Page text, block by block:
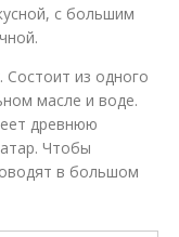
с большим
Состоит из одного
масле и воде.
древнюю
Чтобы
в большом